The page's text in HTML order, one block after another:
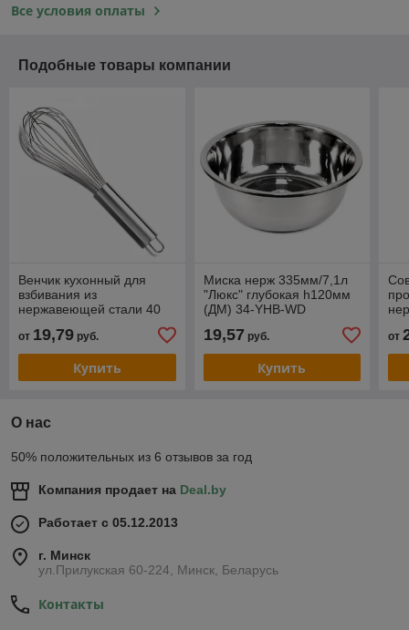
Все условия оплаты
Подобные товары компании
Венчик кухонный для
взбивания из
нержавеющей стали 40
от 19,79 руб.
Купить
Миска нерж 335мм/7,1л
"Люкс" глубокая h120мм
(ДМ) 34-YHB-WD
19,57 руб.
Купить
от
О нас
50% положительных из 6 отзывов за год
Компания продает на Deal.by
Работает с 05.12.2013
г. Минск
ул.Прилукская 60-224, Минск, Беларусь
Контакты